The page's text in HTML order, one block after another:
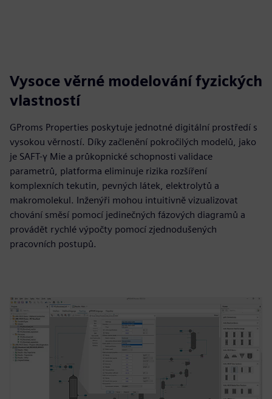
Vysoce věrné modelování fyzických
vlastností
GProms Properties poskytuje jednotné digitální prostředí s
vysokou věrností. Díky začlenění pokročilých modelů, jako
je SAFT-γ Mie a průkopnické schopnosti validace
parametrů, platforma eliminuje rizika rozšíření
komplexních tekutin, pevných látek, elektrolytů a
makromolekul. Inženýři mohou intuitivně vizualizovat
chování směsí pomocí jedinečných fázových diagramů a
provádět rychlé výpočty pomocí zjednodušených
pracovních postupů.